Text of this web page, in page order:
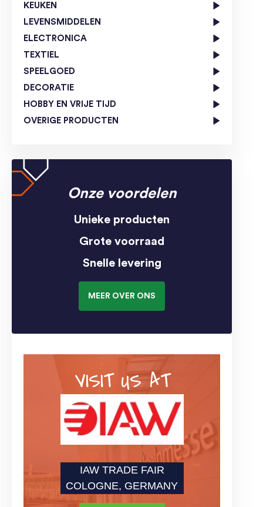
KEUKEN
LEVENSMIDDELEN
ELECTRONICA
TEXTIEL
SPEELGOED
DECORATIE
HOBBY EN VRIJE TIJD
OVERIGE PRODUCTEN
Onze voordelen
Unieke producten
Grote voorraad
Snelle levering
MEER OVER ONS
VISIT US AT
IAW TRADE FAIR
COLOGNE, GERMANY